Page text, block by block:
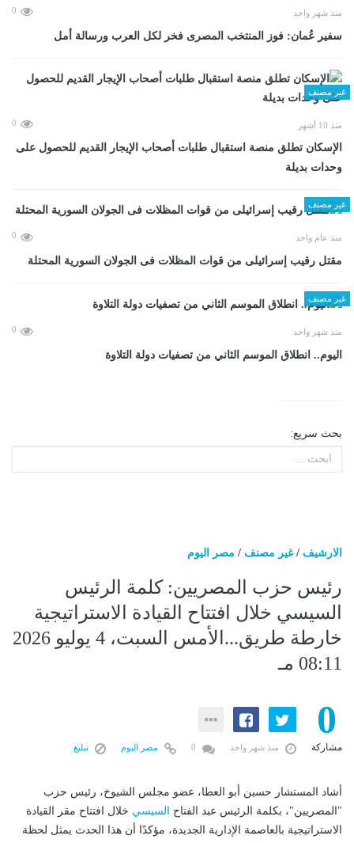
منذ شهر واحد 0
سفير عُمان: فوز المنتخب المصرى فخر لكل العرب ورسالة أمل
غير مصنف
منذ 10 أشهر 0
الإسكان تطلق منصة استقبال طلبات أصحاب الإيجار القديم للحصول على
وحدات بديلة
غير مصنف
منذ عام واحد 0
مقتل رقيب إسرائيلى من قوات المظلات فى الجولان السورية المحتلة
غير مصنف
منذ شهر واحد 0
اليوم.. انطلاق الموسم الثاني من تصفيات دولة التلاوة
بحث سريع:
الارشيف /غير مصنف / مصر اليوم
رئيس حزب المصريين: كلمة الرئيس
السيسي خلال افتتاح القيادة الاستراتيجية
خارطة طريق...الأمس السبت، 4 يوليو 2026
08:11 مـ
0
مشاركة منذ شهر واحد مصر اليوم تبليغ
أشاد المستشار حسين أبو العطا، عضو مجلس الشيوخ، رئيس حزب
"المصريين"، بكلمة الرئيس عبد الفتاح
السيسي خلال افتتاح مقر القيادة
الاستراتيجية بالعاصمة الإدارية الجديدة، مؤكدًا أن هذا الحدث يمثل لحظة